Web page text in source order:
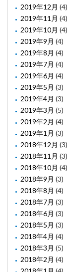
2019年12月 (4)
2019年11月 (4)
2019年10月 (4)
2019年9月 (4)
2019年8月 (4)
2019年7月 (4)
2019年6月 (4)
2019年5月 (3)
2019年4月 (3)
2019年3月 (5)
2019年2月 (4)
2019年1月 (3)
2018年12月 (3)
2018年11月 (3)
2018年10月 (4)
2018年9月 (3)
2018年8月 (4)
2018年7月 (3)
2018年6月 (3)
2018年5月 (3)
2018年4月 (4)
2018年3月 (5)
2018年2月 (4)